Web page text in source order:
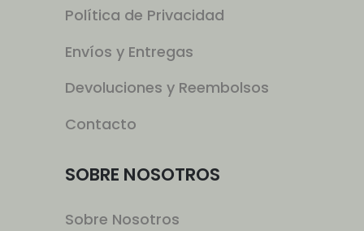
Política de Privacidad
Envíos y Entregas
Devoluciones y Reembolsos
Contacto
SOBRE NOSOTROS
Sobre Nosotros